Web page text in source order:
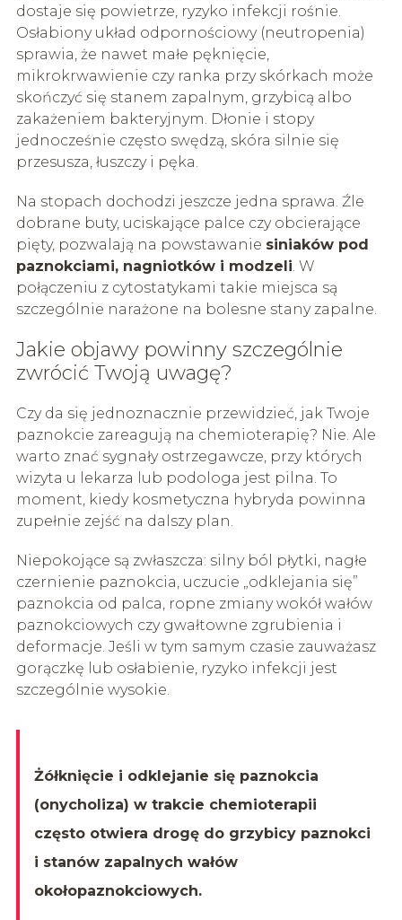
dostaje się powietrze, ryzyko infekcji rośnie.
Osłabiony układ odpornościowy (neutropenia)
sprawia, że nawet małe pęknięcie,
mikrokrwawienie czy ranka przy skórkach może
skończyć się stanem zapalnym, grzybicą albo
zakażeniem bakteryjnym. Dłonie i stopy
jednocześnie często swędzą, skóra silnie się
przesusza, łuszczy i pęka.
Na stopach dochodzi jeszcze jedna sprawa. Źle
dobrane buty, uciskające palce czy obcierające
pięty, pozwalają na powstawanie siniaków pod
paznokciami, nagniotków i modzeli. W
połączeniu z cytostatykami takie miejsca są
szczególnie narażone na bolesne stany zapalne.
Jakie objawy powinny szczególnie
zwrócić Twoją uwagę?
Czy da się jednoznacznie przewidzieć, jak Twoje
paznokcie zareagują na chemioterapię? Nie. Ale
warto znać sygnały ostrzegawcze, przy których
wizyta u lekarza lub podologa jest pilna. To
moment, kiedy kosmetyczna hybryda powinna
zupełnie zejść na dalszy plan.
Niepokojące są zwłaszcza: silny ból płytki, nagłe
czernienie paznokcia, uczucie „odklejania się”
paznokcia od palca, ropne zmiany wokół wałów
paznokciowych czy gwałtowne zgrubienia i
deformacje. Jeśli w tym samym czasie zauważasz
gorączkę lub osłabienie, ryzyko infekcji jest
szczególnie wysokie.
Żółknięcie i odklejanie się paznokcia
(onycholiza) w trakcie chemioterapii
często otwiera drogę do grzybicy paznokci
i stanów zapalnych wałów
okołopaznokciowych.